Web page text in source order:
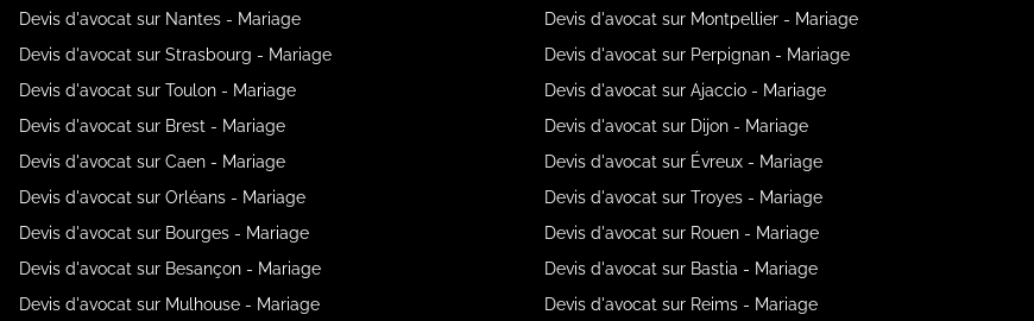
Devis d'avocat sur Nantes - Mariage
Devis d'avocat sur Strasbourg - Mariage
Devis d'avocat sur Toulon - Mariage
Devis d'avocat sur Brest - Mariage
Devis d'avocat sur Caen - Mariage
Devis d'avocat sur Orléans - Mariage
Devis d'avocat sur Bourges - Mariage
Devis d'avocat sur Besançon - Mariage
Devis d'avocat sur Mulhouse - Mariage
Devis d'avocat sur Montpellier - Mariage
Devis d'avocat sur Perpignan - Mariage
Devis d'avocat sur Ajaccio - Mariage
Devis d'avocat sur Dijon - Mariage
Devis d'avocat sur Évreux - Mariage
Devis d'avocat sur Troyes - Mariage
Devis d'avocat sur Rouen - Mariage
Devis d'avocat sur Bastia - Mariage
Devis d'avocat sur Reims - Mariage